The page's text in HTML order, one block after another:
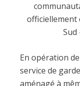
officiellement
Sud
En opération
service de
aménagé à